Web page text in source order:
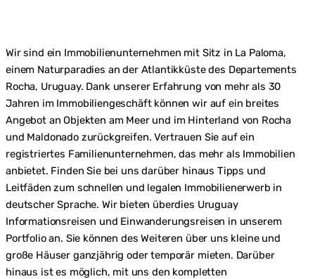
Wir sind ein Immobilienunternehmen mit Sitz in La Paloma,
einem Naturparadies an der Atlantikküste des Departements
Rocha, Uruguay. Dank unserer Erfahrung von mehr als 30
Jahren im Immobiliengeschäft können wir auf ein breites
Angebot an Objekten am Meer und im Hinterland von Rocha
und Maldonado zurückgreifen. Vertrauen Sie auf ein
registriertes Familienunternehmen, das mehr als Immobilien
anbietet. Finden Sie bei uns darüber hinaus Tipps und
Leitfäden zum schnellen und legalen Immobilienerwerb in
deutscher Sprache. Wir bieten überdies Uruguay
Informationsreisen und Einwanderungsreisen in unserem
Portfolio an. Sie können des Weiteren über uns kleine und
große Häuser ganzjährig oder temporär mieten. Darüber
hinaus ist es möglich, mit uns den kompletten